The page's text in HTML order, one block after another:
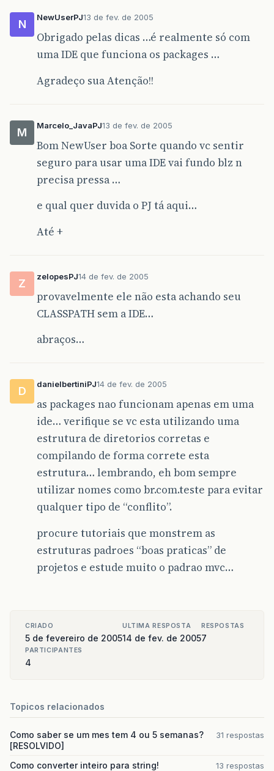
N
NewUserPJ13 de fev. de 2005
Obrigado pelas dicas …é realmente só com
uma IDE que funciona os packages …
Agradeço sua Atenção!!
M
Marcelo_JavaPJ13 de fev. de 2005
Bom NewUser boa Sorte quando vc sentir
seguro para usar uma IDE vai fundo blz n
precisa pressa …
e qual quer duvida o PJ tá aqui…
Até +
Z
zelopesPJ14 de fev. de 2005
provavelmente ele não esta achando seu
CLASSPATH sem a IDE…
abraços…
D
danielbertiniPJ14 de fev. de 2005
as packages nao funcionam apenas em uma
ide… verifique se vc esta utilizando uma
estrutura de diretorios corretas e
compilando de forma correte esta
estrutura… lembrando, eh bom sempre
utilizar nomes como br.com.teste para evitar
qualquer tipo de “conflito”.
procure tutoriais que monstrem as
estruturas padroes “boas praticas” de
projetos e estude muito o padrao mvc…
CRIADO
5 de fevereiro de 2005
ULTIMA RESPOSTA
14 de fev. de 2005
RESPOSTAS
7
PARTICIPANTES
4
Topicos relacionados
Como saber se um mes tem 4 ou 5 semanas?
[RESOLVIDO]
31 respostas
Como converter inteiro para string! 13 respostas